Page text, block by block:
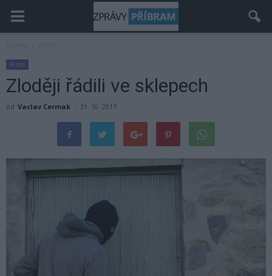
Krimi
Zloději řádili ve sklepech
od Vaclav Cermak - 31. 10. 2017